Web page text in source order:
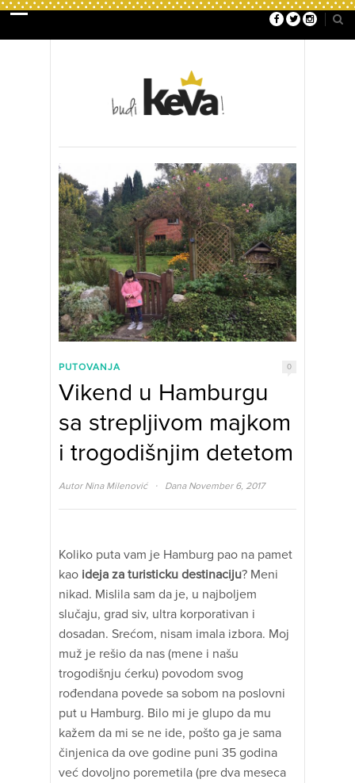
PUTOVANJA 0
Vikend u Hamburgu
sa strepljivom majkom
i trogodišnjim detetom
Autor Nina Milenović · Dana November 6, 2017
Koliko puta vam je Hamburg pao na pamet
kao ideja za turisticku destinaciju? Meni
nikad. Mislila sam da je, u najboljem
slučaju, grad siv, ultra korporativan i
dosadan. Srećom, nisam imala izbora. Moj
muž je rešio da nas (mene i našu
trogodišnju ćerku) povodom svog
rođendana povede sa sobom na poslovni
put u Hamburg. Bilo mi je glupo da mu
kažem da mi se ne ide, pošto ga je sama
činjenica da ove godine puni 35 godina
već dovoljno poremetila (pre dva meseca